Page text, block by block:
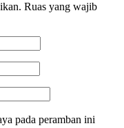
Ruas yang wajib
pada peramban ini